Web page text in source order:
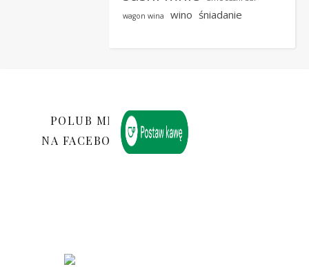
wagon wina
wino śniadanie
POLUB MNIE
NA FACEBOOKU